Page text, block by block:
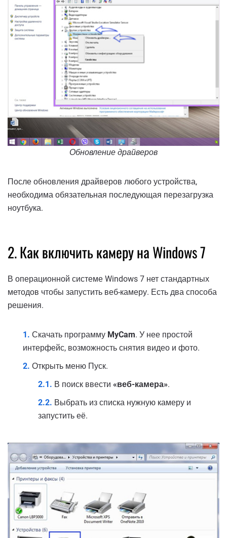
Обновление драйверов
После обновления драйверов любого устройства,
необходима обязательная последующая перезагрузка
ноутбука.
2. Как включить камеру на Windows 7
В операционной системе Windows 7 нет стандартных
методов чтобы запустить веб-камеру. Есть два способа
решения.
Скачать программу MyCam. У нее простой
интерфейс, возможность снятия видео и фото.
Открыть меню Пуск.
В поиск ввести «веб-камера».
Выбрать из списка нужную камеру и
запустить её.